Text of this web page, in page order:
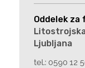
Oddelek
Ljubljana
tel.: 0590 12